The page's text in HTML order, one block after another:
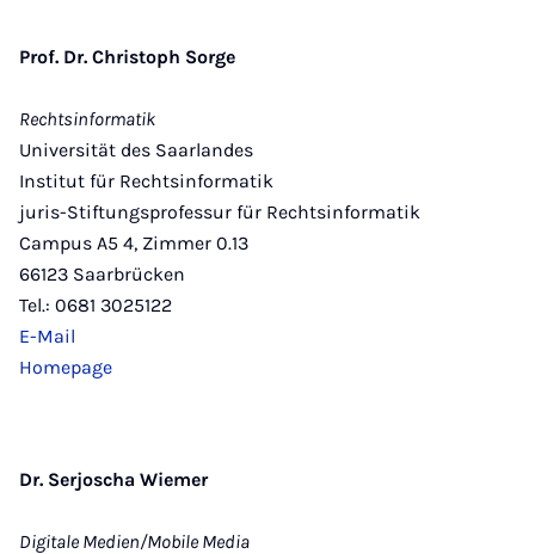
Prof. Dr. Christoph Sorge
Rechtsinformatik
Universität des Saarlandes
Institut für Rechtsinformatik
juris-Stiftungsprofessur für Rechtsinformatik
Campus A5 4, Zimmer 0.13
66123 Saarbrücken
Tel.: 0681 3025122
E-Mail
Homepage
Dr. Serjoscha Wiemer
Digitale Medien/Mobile Media